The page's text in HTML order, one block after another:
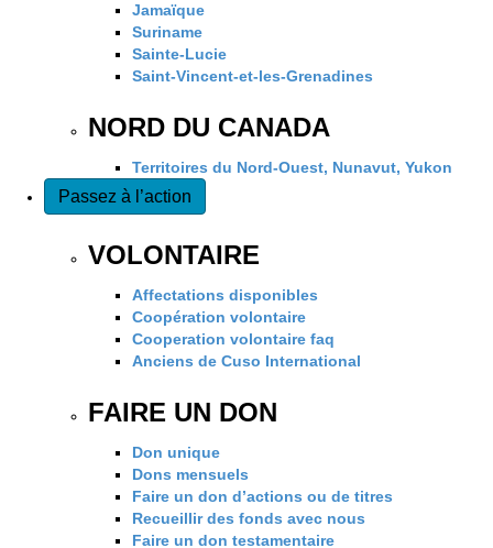
Jamaïque
Suriname
Sainte-Lucie
Saint-Vincent-et-les-Grenadines
NORD DU CANADA
Territoires du Nord-Ouest, Nunavut, Yukon
Passez à l’action
VOLONTAIRE
Affectations disponibles
Coopération volontaire
Cooperation volontaire faq
Anciens de Cuso International
FAIRE UN DON
Don unique
Dons mensuels
Faire un don d’actions ou de titres
Recueillir des fonds avec nous
Faire un don testamentaire